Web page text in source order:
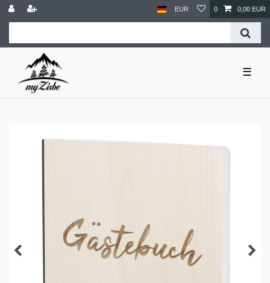
EUR 0 0,00 EUR
☰